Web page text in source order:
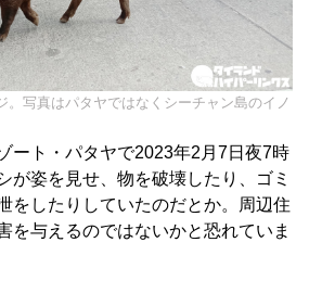
。写真はパタヤではなくシーチャン島のイノ
ート・パタヤで2023年2月7日夜7時
が姿を見せ、物を破壊したり、ゴミ
をしたりしていたのだとか。周辺住
を与えるのではないかと恐れていま